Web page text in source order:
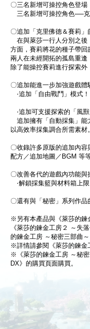
〇三名新增可操控角色登場
三名新增可操控角色──克
〇追加「克里佛德＆賽莉」
在與萊莎一行人分別之後
方面，賽莉將花的種子帶回
兩人在未經開拓的孤島重逢
除了能操控賽莉進行探索外
〇追加能進一步加強遊戲體
‧追加「自由戰鬥」模式！
‧追加可支援探索的「風獸
追加擁有「自動採集」能
以高效率採集調合所需素材。
〇收錄許多原版的追加內
配方／追加地圖／BGM 等
〇改善各代的遊戲內功能與
‧解鎖採集籃與材料箱上
〇還有與「秘密」系列作品
※另有本產品與《萊莎的鍊
《萊莎的鍊金工房２ ～失
的鍊金工房 ～秘密三部曲
※詳情請參閱《萊莎的鍊金
※《萊莎的鍊金工房 ～秘
DX》的購買頁面購買。